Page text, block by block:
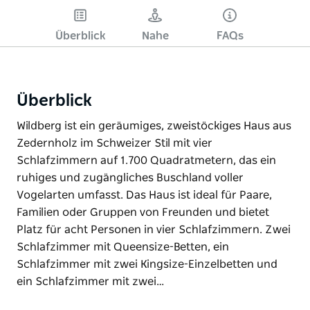
Überblick Nahe FAQs
Überblick
Wildberg ist ein geräumiges, zweistöckiges Haus aus
Zedernholz im Schweizer Stil mit vier
Schlafzimmern auf 1.700 Quadratmetern, das ein
ruhiges und zugängliches Buschland voller
Vogelarten umfasst. Das Haus ist ideal für Paare,
Familien oder Gruppen von Freunden und bietet
Platz für acht Personen in vier Schlafzimmern. Zwei
Schlafzimmer mit Queensize-Betten, ein
Schlafzimmer mit zwei Kingsize-Einzelbetten und
ein Schlafzimmer mit zwei…